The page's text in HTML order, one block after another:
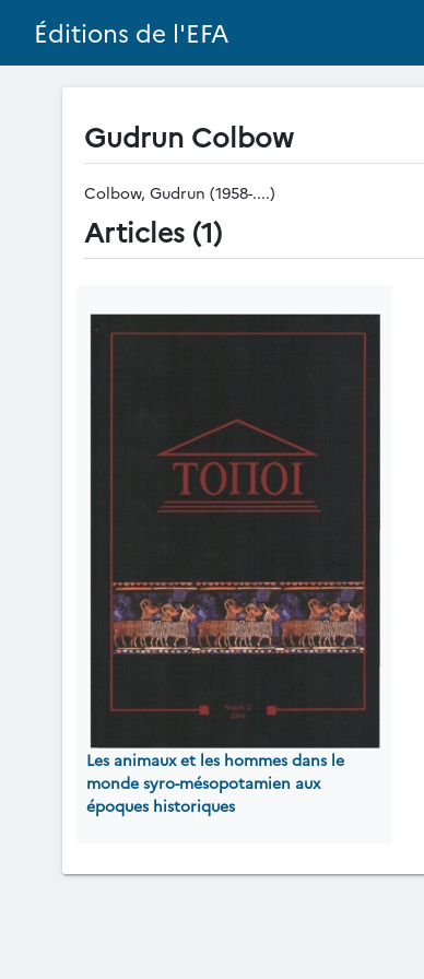
Éditions de l'EFA
Gudrun Colbow
Colbow, Gudrun (1958-....)
Articles (1)
Les animaux et les hommes dans le
monde syro-mésopotamien aux
époques historiques